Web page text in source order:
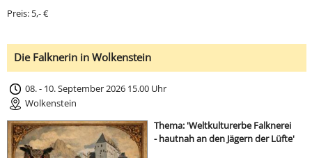
Preis: 5,- €
Die Falknerin in Wolkenstein
08. - 10. September 2026 15.00 Uhr
Wolkenstein
Thema: 'Weltkulturerbe Falknerei
- hautnah an den Jägern der Lüfte'